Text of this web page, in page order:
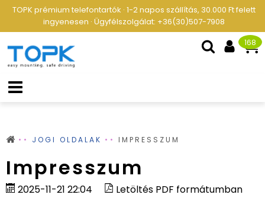
TOPK prémium telefontartók · 1-2 napos szállítás, 30.000 Ft felett
ingyenesen · Ügyfélszolgálat: +36(30)507-7908
168
JOGI OLDALAK IMPRESSZUM
Impresszum
2025-11-21 22:04 Letöltés PDF formátumban